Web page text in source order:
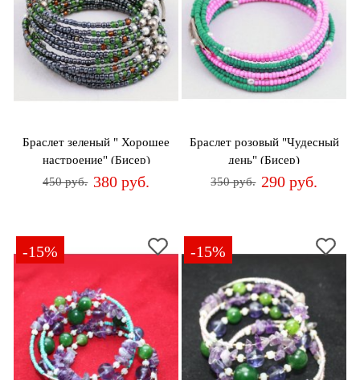
Браслет зеленый " Хорошее
настроение" (Бисер)
450 руб. 380 руб.
Браслет розовый "Чудесный
день" (Бисер)
350 руб. 290 руб.
-15% -15%